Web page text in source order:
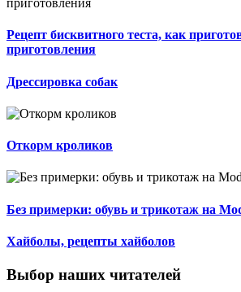
Рецепт бисквитного теста, как
приготовления
Дрессировка собак
Откорм кроликов
Без примерки: обувь и трикотаж на
Хайболы, рецепты хайболов
Выбор наших читателей